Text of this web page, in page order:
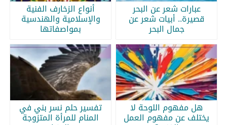
عبارات شعر عن البحر
قصيرة.. أبيات شعر عن
جمال البحر
أنواع الزخارف الفنية
والإسلامية والهندسية
بمواصفاتها
هل مفهوم اللوحة لا
يختلف عن مفهوم العمل
تفسير حلم نسر بني في
المنام للمرأة المتزوجة